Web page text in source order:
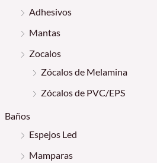
Adhesivos
Mantas
Zocalos
Zócalos de Melamina
Zócalos de PVC/EPS
Baños
Espejos Led
Mamparas